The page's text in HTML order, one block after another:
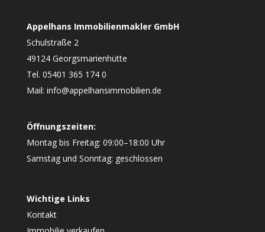
Appelhans Immobilienmakler GmbH
Schulstraße 2
49124 Georgsmarienhütte
Tel. 05401 365 174 0
Mail: info@appelhansimmobilien.de
Öffnungszeiten:
Montag bis Freitag: 09:00–18:00 Uhr
Samstag und Sonntag: geschlossen
Wichtige Links
Kontakt